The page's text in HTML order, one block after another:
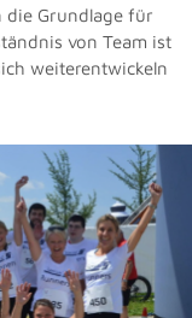
die Grundlage für
von Team ist
weiterentwickeln